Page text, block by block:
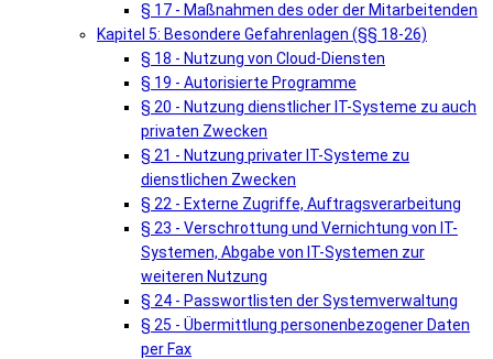
§ 17 - Maßnahmen des oder der Mitarbeitenden
Kapitel 5: Besondere Gefahrenlagen (§§ 18-26)
§ 18 - Nutzung von Cloud-Diensten
§ 19 - Autorisierte Programme
§ 20 - Nutzung dienstlicher IT-Systeme zu auch
privaten Zwecken
§ 21 - Nutzung privater IT-Systeme zu
dienstlichen Zwecken
§ 22 - Externe Zugriffe, Auftragsverarbeitung
§ 23 - Verschrottung und Vernichtung von IT-
Systemen, Abgabe von IT-Systemen zur
weiteren Nutzung
§ 24 - Passwortlisten der Systemverwaltung
§ 25 - Übermittlung personenbezogener Daten
per Fax